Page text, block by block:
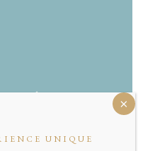
UNIQUE